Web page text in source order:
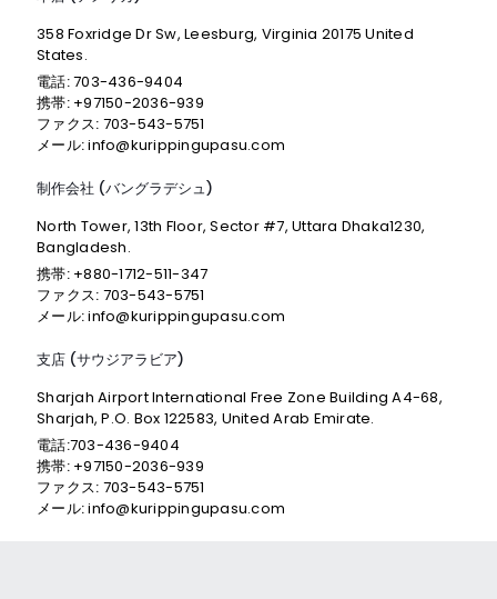
358 Foxridge Dr Sw, Leesburg, Virginia 20175 United
States.
電話:703-436-9404
携帯:+97150-2036-939
ファクス: 703-543-5751
メール:info@kurippingupasu.com
制作会社 (バングラデシュ)
North Tower, 13th Floor, Sector #7, Uttara Dhaka1230,
Bangladesh.
携帯:+880-1712-511-347
ファクス: 703-543-5751
メール:info@kurippingupasu.com
支店 (サウジアラビア)
Sharjah Airport International Free Zone Building A4-68,
Sharjah, P.O. Box 122583, United Arab Emirate.
電話:703-436-9404
携帯:+97150-2036-939
ファクス: 703-543-5751
メール:info@kurippingupasu.com